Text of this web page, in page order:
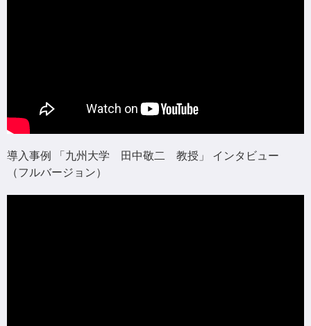
導入事例 「九州大学 田中敬二 教授」 インタビュー
（フルバージョン）